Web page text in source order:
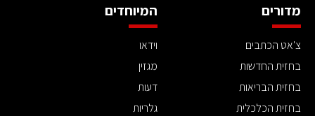
מדורים
צ'אט הכתבים
בחזית החדשות
בחזית הבריאות
בחזית הכלכלית
המיוחדים
וידאו
מגזין
דעות
גלריות